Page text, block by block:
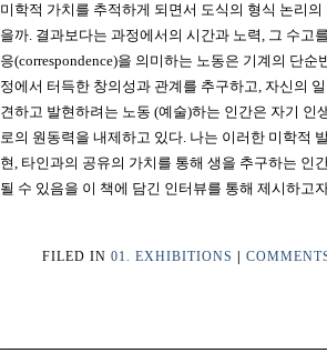
미학적 가치를 추적하게 되면서 도식의 형식 논리
을까. 결과보다는 과정에서의 시간과 노력, 그 수고
응(correspondence)을 의미하는 노동은 기계의 단순
정에서 터득한 창의성과 관계를 추구하고, 자신의
견하고 발현하려는 노동 (예술)하는 인간은 자기 인
로의 원동력을 내제하고 있다. 나는 이러한 미학적
현, 타인과의 공유의 가치를 통해 생을 추구하는 인
될 수 있음을 이 책에 담긴 인터뷰를 통해 제시하고
FILED IN 01. EXHIBITIONS